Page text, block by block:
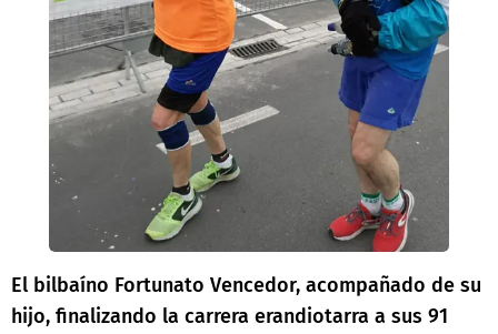
El bilbaíno Fortunato Vencedor, acompañado de su
hijo, finalizando la carrera erandiotarra a sus 91